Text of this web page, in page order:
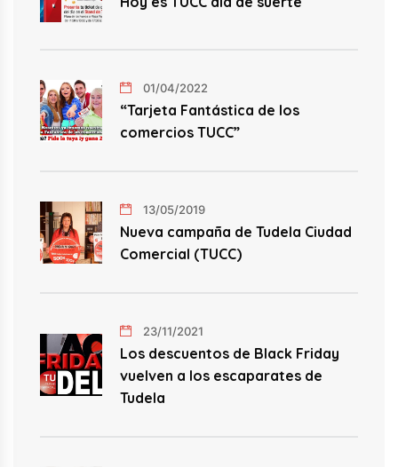
01/04/2022
“Tarjeta Fantástica de los
comercios TUCC”
13/05/2019
Nueva campaña de Tudela Ciudad
Comercial (TUCC)
23/11/2021
Los descuentos de Black Friday
vuelven a los escaparates de
Tudela